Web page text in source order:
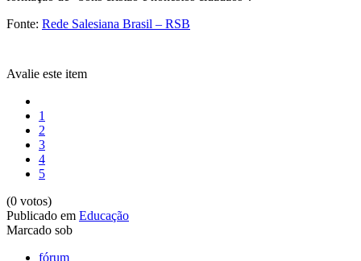
Fonte: Rede Salesiana Brasil – RSB
Avalie este item
1
2
3
4
5
(0 votos)
Publicado em Educação
Marcado sob
fórum